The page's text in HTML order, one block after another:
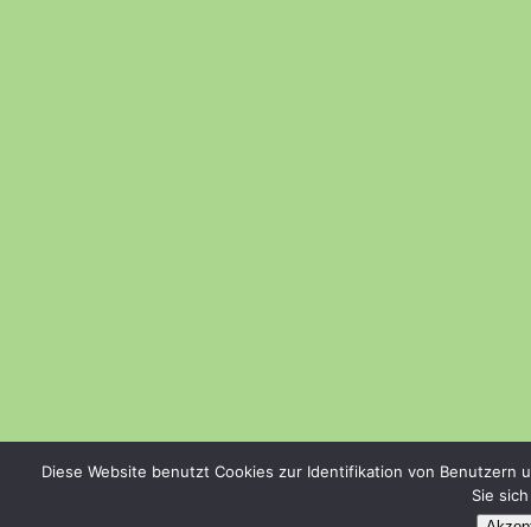
Diese Website benutzt Cookies zur Identifikation von
Sie